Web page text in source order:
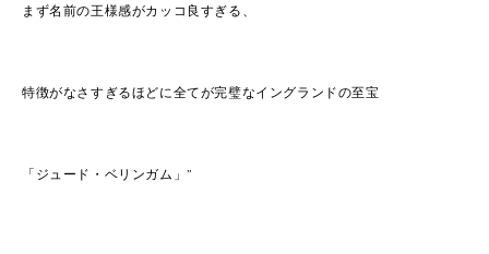
まず名前の王様感がカッコ良すぎる、
特徴がなさすぎるほどに全てが完璧なイングランドの至宝
「ジュード・ベリンガム」”